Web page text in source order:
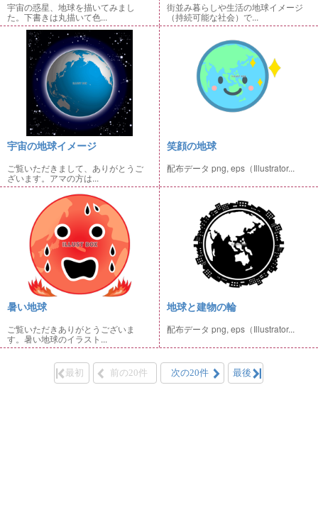
宇宙の惑星、地球を描いてみまし
た。下書きは丸描いて色...
街並み暮らしや生活の地球イメージ
（持続可能な社会）で...
宇宙の地球イメージ
ご覧いただきまして、ありがとうご
ざいます。アマの方は...
笑顔の地球
配布データ png, eps（Illustrator...
暑い地球
ご覧いただきありがとうございま
す。暑い地球のイラスト...
地球と建物の輪
配布データ png, eps（Illustrator...
最初 前の20件 次の20件 最後